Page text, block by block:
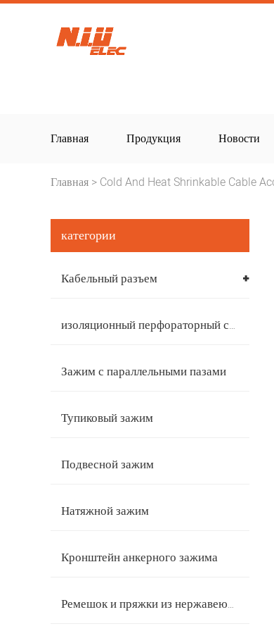
Главная Продукция Новости
Главная > Cold And Heat Shrinkable Cable
категории
Кабельный разъем
изоляционный перфораторный соединитель
Зажим с параллельными пазами
Тупиковый зажим
Подвесной зажим
Натяжной зажим
Кронштейн анкерного зажима
Ремешок и пряжки из нержавеющей стали